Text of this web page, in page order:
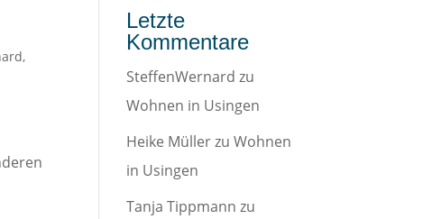
,
Letzte
Kommentare
SteffenWernard zu
Wohnen in Usingen
Heike MüllerzuWohnen
in Usingen
Tanja Tippmann zu